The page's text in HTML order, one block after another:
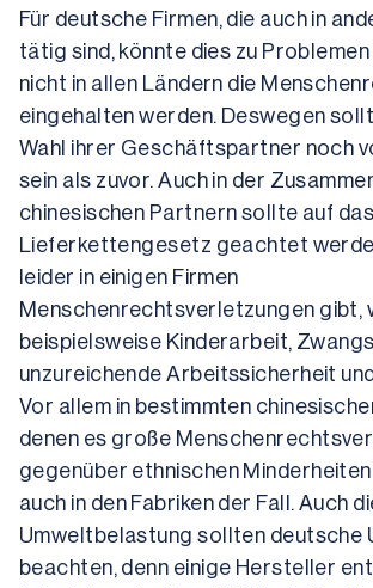
Für deutsche Firmen, die auch in
tätig sind, könnte dies zu Problemen
nicht in allen Ländern die
eingehalten werden. Deswegen
Wahl ihrer Geschäftspartner noch
sein als zuvor. Auch in der
chinesischen Partnern sollte auf das
Lieferkettengesetz geachtet
leider in einigen Firmen
Menschenrechtsverletzungen gibt,
beispielsweise Kinderarbeit,
unzureichende Arbeitssicherheit
Vor allem in bestimmten
denen es große
gegenüber ethnischen
auch in den Fabriken der Fall. Auch
Umweltbelastung sollten deutsche
beachten, denn einige Hersteller